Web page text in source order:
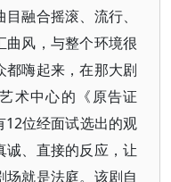
融合摇滚、流行、
曲风，与整个环境很
都嗨起来，在那大剧
术中心的《原告证
12位经面试选出的观
、直接的反应，让
就是法庭。该剧自